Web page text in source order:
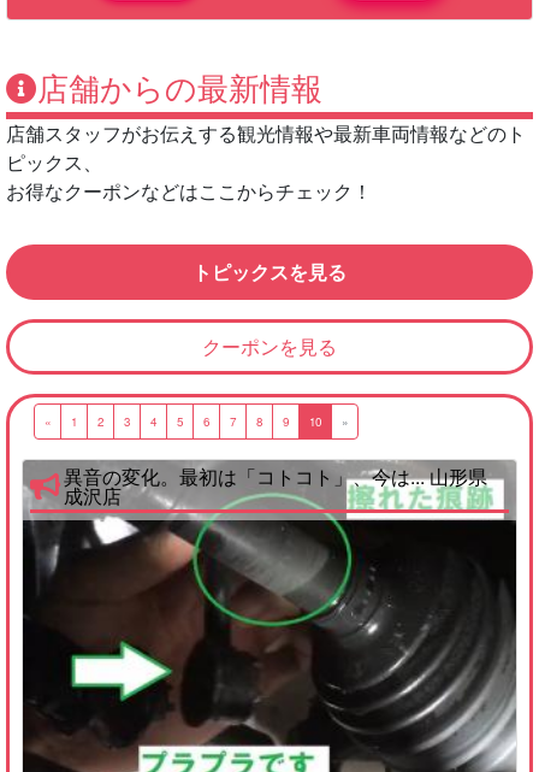
店舗からの最新情報
店舗スタッフがお伝えする観光情報や最新車両情報などのト
ピックス、
お得なクーポンなどはここからチェック！
トピックスを見る
クーポンを見る
« 1 2 3 4 5 6 7 8 9 10 »
異音の変化。最初は「コトコト」、今は... 山形県
成沢店